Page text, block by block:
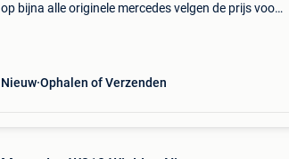
op bijna alle originele mercedes velgen de prijs voor
Nieuw Ophalen of Verzenden